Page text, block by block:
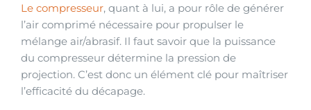
Le compresseur, quant à lui, a pour rôle de générer
l’air comprimé nécessaire pour propulser le
mélange air/abrasif. Il faut savoir que la puissance
du compresseur détermine la pression de
projection. C’est donc un élément clé pour maîtriser
l’efficacité du décapage.